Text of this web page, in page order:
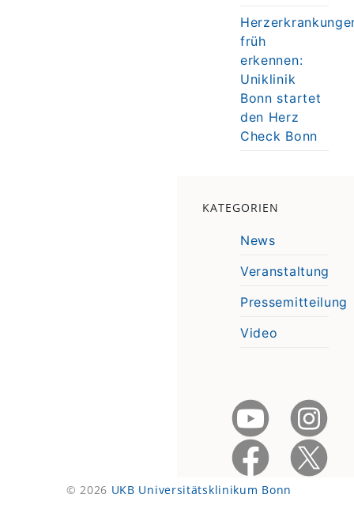
früh
erkennen:
Uniklinik
Bonn startet
den Herz
Check Bonn
KATEGORIEN
News
Veranstaltung
Pressemitteilung
Video
© 2026 UKB Universitätsklinikum Bonn